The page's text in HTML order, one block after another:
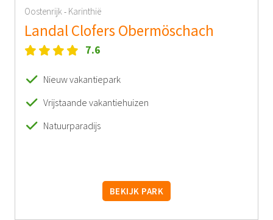
Oostenrijk- Karinthië
Landal Clofers Obermöschach
7.6
Nieuw vakantiepark
Vrijstaande vakantiehuizen
Natuurparadijs
BEKIJK PARK